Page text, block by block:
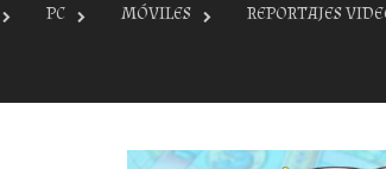
PC MÓVILES REPORTAJES